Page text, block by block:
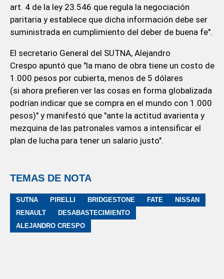
art. 4 de la ley 23.546 que regula la negociación
paritaria y establece que dicha información debe ser
suministrada en cumplimiento del deber de buena fe".
El secretario General del SUTNA, Alejandro
Crespo apuntó que "la mano de obra tiene un costo de
1.000 pesos por cubierta, menos de 5 dólares
(si ahora prefieren ver las cosas en forma globalizada
podrían indicar que se compra en el mundo con 1.000
pesos)" y manifestó que "ante la actitud avarienta y
mezquina de las patronales vamos a intensificar el
plan de lucha para tener un salario justo".
TEMAS DE NOTA
SUTNA PIRELLI BRIDGESTONE FATE
NISSAN
RENAULT
DESABASTECIMIENTO
ALEJANDRO CRESPO